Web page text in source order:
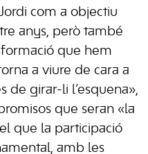
com a objectiu
anys, però també
que hem
a viure de cara a
de girar-li l’esquena»,
que seran «la
que la participació
amb les